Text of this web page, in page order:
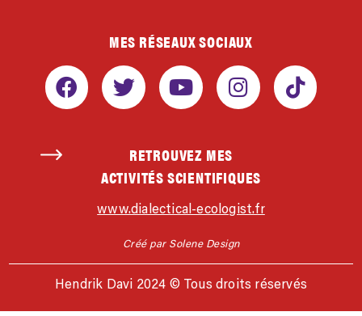
MES RÉSEAUX SOCIAUX
RETROUVEZ MES
ACTIVITÉS SCIENTIFIQUES
www.dialectical-ecologist.fr
Créé par Solene Design
Hendrik Davi 2024 © Tous droits réservés